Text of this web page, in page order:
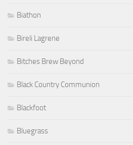
Biathon
Bireli Lagrene
Bitches Brew Beyond
Black Country Communion
Blackfoot
Bluegrass